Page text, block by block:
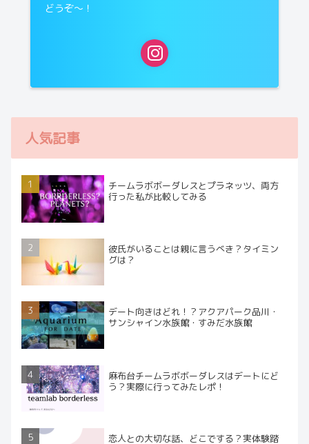
どうぞ〜！
人気記事
チームラボボーダレスとプラネッツ、両方
行った私が比較してみる
彼氏がいることは親に言うべき？タイミン
グは？
デート向きはどれ！？アクアパーク品川・
サンシャイン水族館・すみだ水族館
麻布台チームラボボーダレスはデートにど
う？実際に行ってみたレポ！
恋人との大切な話、どこでする？実体験踏